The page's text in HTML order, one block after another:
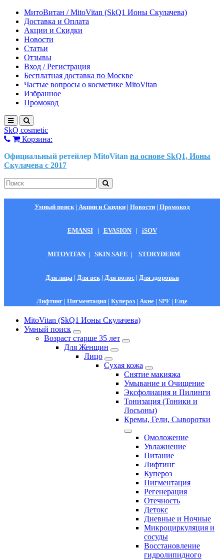
МитоВитан / MitoVitan (SkQ1 Ионы Скулачева)
Доставка и Оплата
Акции и Скидки
Новости
Статьи
Отзывы
Вход / Регистрация
Бесплатная доставка по Москве
Частые вопросы о косметике MitoVitan
Избранное
Промокод
SkQ cosmetic
Корзина:
Официальный ретейлер MitoVitan на основе SkQ1, Ионы
Скулачева c 2017
Умный поиск| Акции и Скидки| Новости| Промокод
EMANSI| EVASION| iSOV
MITOVITAN | SKIN SAFE | STORYDERM
Для лица | Для век| Для волос| Для здоровья
Лифтинг | Пигментация | Купероз | Акне | SPF | Еще
MitoVitan (SkQ1 Ионы Скулачева)
Умный поиск
Возраст старше 35 лет
Для Женщин
Лицо
Сухая кожа
Снятие макияжа
Умывание и Очищение
Эксфолиация и Пилинги
Тонизация (Тоники и
Лосьоны)
Кремы, Гели, Сыворотки
Омоложение
Увлажнение
Питание
Лифтинг
Купероз
Пигментация
Регенерация
Отечность
Детокс
Дневные и Ночные
Микроциркуляция и
сосуды
Восстановление
гидролипидного